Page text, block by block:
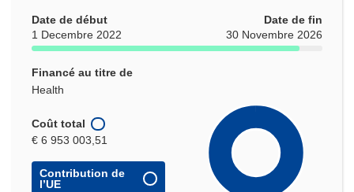
Date de début
1 Decembre 2022
Date de fin
30 Novembre 2026
Financé au titre de
Health
Coût total
€ 6 953 003,51
Contribution de
l’UE